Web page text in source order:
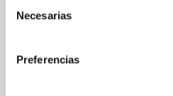
Necesarias
Preferencias
CUPRA
Tower